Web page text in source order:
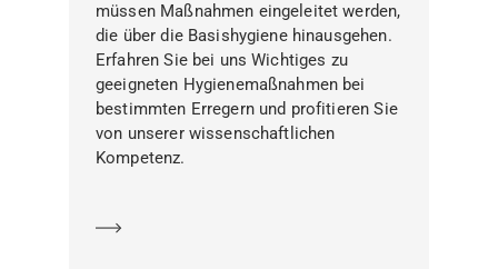
müssen Maßnahmen eingeleitet werden,
die über die Basishygiene hinausgehen.
Erfahren Sie bei uns Wichtiges zu
geeigneten Hygienemaßnahmen bei
bestimmten Erregern und profitieren Sie
von unserer wissenschaftlichen
Kompetenz.